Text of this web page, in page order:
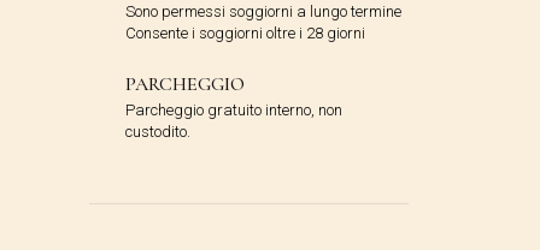
Sono permessi soggiorni a lungo termine
Consente i soggiorni oltre i 28 giorni
PARCHEGGIO
Parcheggio gratuito interno, non
custodito.